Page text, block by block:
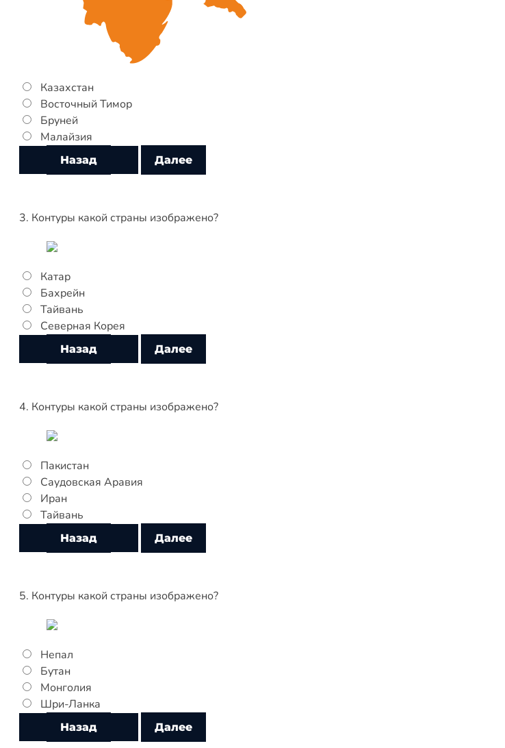
Казахстан
Восточный Тимор
Бруней
Малайзия
3. Контуры какой страны изображено?
Катар
Бахрейн
Тайвань
Северная Корея
4. Контуры какой страны изображено?
Пакистан
Саудовская Аравия
Иран
Тайвань
5. Контуры какой страны изображено?
Непал
Бутан
Монголия
Шри-Ланка